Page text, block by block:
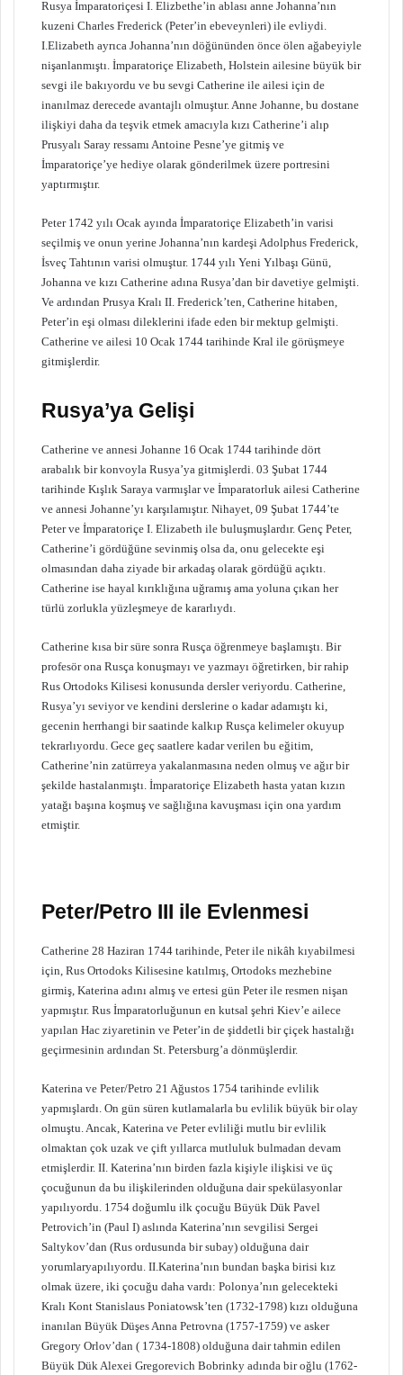
Rusya İmparatoriçesi I. Elizbethe’in ablası anne Johanna’nın
kuzeni Charles Frederick (Peter’in ebeveynleri) ile evliydi.
I.Elizabeth ayrıca Johanna’nın döğününden önce ölen ağabeyiyle
nişanlanmıştı. İmparatoriçe Elizabeth, Holstein ailesine büyük bir
sevgi ile bakıyordu ve bu sevgi Catherine ile ailesi için de
inanılmaz derecede avantajlı olmuştur. Anne Johanne, bu dostane
ilişkiyi daha da teşvik etmek amacıyla kızı Catherine’i alıp
Prusyalı Saray ressamı Antoine Pesne’ye gitmiş ve
İmparatoriçe’ye hediye olarak gönderilmek üzere portresini
yaptırmıştır.
Peter 1742 yılı Ocak ayında İmparatoriçe Elizabeth’in varisi
seçilmiş ve onun yerine Johanna’nın kardeşi Adolphus Frederick,
İsveç Tahtının varisi olmuştur. 1744 yılı Yeni Yılbaşı Günü,
Johanna ve kızı Catherine adına Rusya’dan bir davetiye gelmişti.
Ve ardından Prusya Kralı II. Frederick’ten, Catherine hitaben,
Peter’in eşi olması dileklerini ifade eden bir mektup gelmişti.
Catherine ve ailesi 10 Ocak 1744 tarihinde Kral ile görüşmeye
gitmişlerdir.
Rusya’ya Gelişi
Catherine ve annesi Johanne 16 Ocak 1744 tarihinde dört
arabalık bir konvoyla Rusya’ya gitmişlerdi. 03 Şubat 1744
tarihinde Kışlık Saraya varmışlar ve İmparatorluk ailesi Catherine
ve annesi Johanne’yı karşılamıştır. Nihayet, 09 Şubat 1744’te
Peter ve İmparatoriçe I. Elizabeth ile buluşmuşlardır. Genç Peter,
Catherine’i gördüğüne sevinmiş olsa da, onu gelecekte eşi
olmasından daha ziyade bir arkadaş olarak gördüğü açıktı.
Catherine ise hayal kırıklığına uğramış ama yoluna çıkan her
türlü zorlukla yüzleşmeye de kararlıydı.
Catherine kısa bir süre sonra Rusça öğrenmeye başlamıştı. Bir
profesör ona Rusça konuşmayı ve yazmayı öğretirken, bir rahip
Rus Ortodoks Kilisesi konusunda dersler veriyordu. Catherine,
Rusya’yı seviyor ve kendini derslerine o kadar adamıştı ki,
gecenin herrhangi bir saatinde kalkıp Rusça kelimeler okuyup
tekrarlıyordu. Gece geç saatlere kadar verilen bu eğitim,
Catherine’nin zatürreya yakalanmasına neden olmuş ve ağır bir
şekilde hastalanmıştı. İmparatoriçe Elizabeth hasta yatan kızın
yatağı başına koşmuş ve sağlığına kavuşması için ona yardım
etmiştir.
Peter/Petro III ile Evlenmesi
Catherine 28 Haziran 1744 tarihinde, Peter ile nikâh kıyabilmesi
için, Rus Ortodoks Kilisesine katılmış, Ortodoks mezhebine
girmiş, Katerina adını almış ve ertesi gün Peter ile resmen nişan
yapmıştır. Rus İmparatorluğunun en kutsal şehri Kiev’e ailece
yapılan Hac ziyaretinin ve Peter’in de şiddetli bir çiçek hastalığı
geçirmesinin ardından St. Petersburg’a dönmüşlerdir.
Katerina ve Peter/Petro 21 Ağustos 1754 tarihinde evlilik
yapmışlardı. On gün süren kutlamalarla bu evlilik büyük bir olay
olmuştu. Ancak, Katerina ve Peter evliliği mutlu bir evlilik
olmaktan çok uzak ve çift yıllarca mutluluk bulmadan devam
etmişlerdir. II. Katerina’nın birden fazla kişiyle ilişkisi ve üç
çocuğunun da bu ilişkilerinden olduğuna dair spekülasyonlar
yapılıyordu. 1754 doğumlu ilk çocuğu Büyük Dük Pavel
Petrovich’in (Paul I) aslında Katerina’nın sevgilisi Sergei
Saltykov’dan (Rus ordusunda bir subay) olduğuna dair
yorumlaryapılıyordu. II.Katerina’nın bundan başka birisi kız
olmak üzere, iki çocuğu daha vardı: Polonya’nın gelecekteki
Kralı Kont Stanislaus Poniatowsk’ten (1732-1798) kızı olduğuna
inanılan Büyük Düşes Anna Petrovna (1757-1759) ve asker
Gregory Orlov’dan ( 1734-1808) olduğuna dair tahmin edilen
Büyük Dük Alexei Gregorevich Bobrinky adında bir oğlu (1762-